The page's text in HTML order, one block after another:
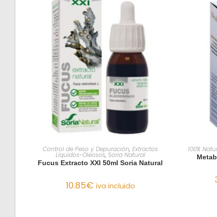
AÑADIR AL CARRITO
Control de Peso y Depuración, Extractos
Líquidos-Oleosos, Soria Natural
Fucus Extracto XXI 50ml Soria Natural
10.85€ iva incluido
100%